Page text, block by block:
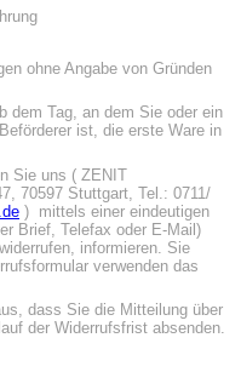
ohne Angabe von Gründen
dem Tag, an dem Sie oder ein
ist, die erste Ware in
Sie uns ( ZENIT
70597 Stuttgart, Tel.: 0711/
) mittels einer eindeutigen
Brief, Telefax oder E-Mail)
informieren. Sie
verwenden das
dass Sie die Mitteilung über
der Widerrufsfrist absenden.